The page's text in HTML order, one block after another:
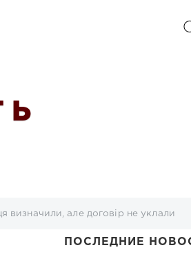
Ь
визначили, але договір не уклали
ПОСЛЕДНИЕ